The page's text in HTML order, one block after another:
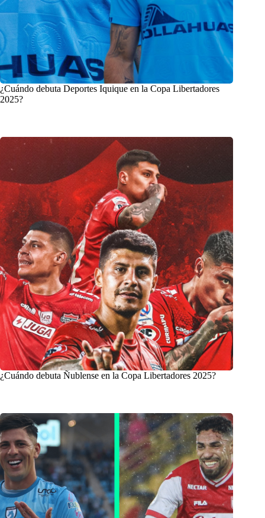
¿Cuándo debuta Deportes Iquique en la Copa Libertadores
2025?
¿Cuándo debuta Ñublense en la Copa Libertadores 2025?